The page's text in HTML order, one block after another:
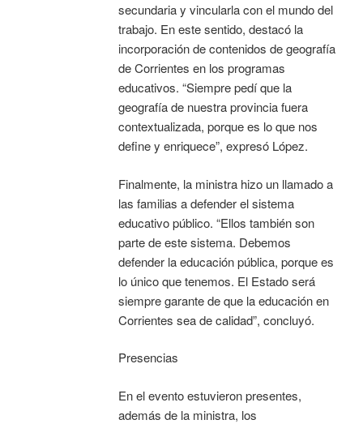
secundaria y vincularla con el mundo del
trabajo. En este sentido, destacó la
incorporación de contenidos de geografía
de Corrientes en los programas
educativos. “Siempre pedí que la
geografía de nuestra provincia fuera
contextualizada, porque es lo que nos
define y enriquece”, expresó López.
Finalmente, la ministra hizo un llamado a
las familias a defender el sistema
educativo público. “Ellos también son
parte de este sistema. Debemos
defender la educación pública, porque es
lo único que tenemos. El Estado será
siempre garante de que la educación en
Corrientes sea de calidad”, concluyó.
Presencias
En el evento estuvieron presentes,
además de la ministra, los